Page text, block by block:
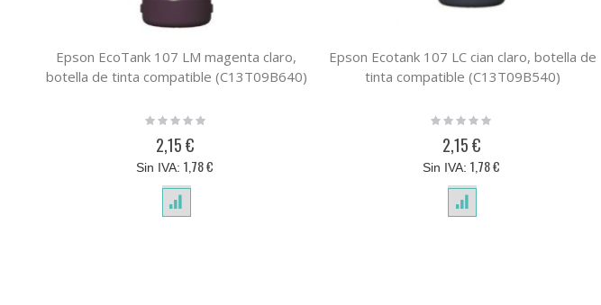
Epson EcoTank 107 LM magenta claro,
botella de tinta compatible (C13T09B640)
Rating:
2,15 €
1,78 €
Epson Ecotank 107 LC cian claro, botella de
tinta compatible (C13T09B540)
Rating:
2,15 €
1,78 €